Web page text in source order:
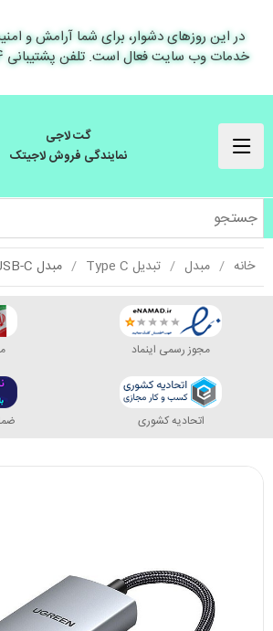
در این روزهای دشوار، برای شما آرامش و
خدمات وب سایت فعال است. تلفن پشتیبانی 24 ساعته ۰۹۱۲۱۹۷۴۲۱۰
گت لاجی
نمایندگی فروش لاجیتک
خانه مبدل تبدیل Type C مبدل USB-C به HDMI یوگرین مدل CM491-50338
مجوز رسمی اینماد
اتحادیه کشوری